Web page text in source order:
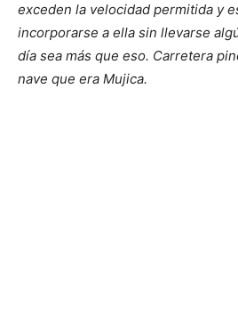
exceden la velocidad permitida y
incorporarse a ella sin llevarse
día sea más que eso. Carretera
nave que era Mujica.